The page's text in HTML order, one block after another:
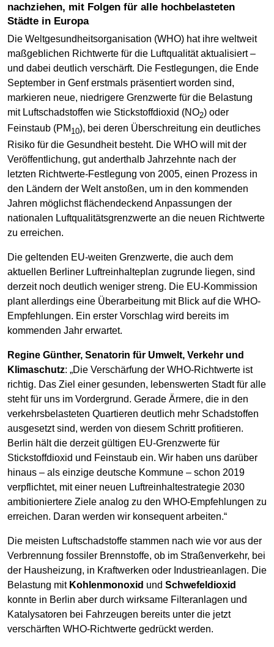
nachziehen, mit Folgen für alle hochbelasteten
Städte in Europa
Die Weltgesundheitsorganisation (WHO) hat ihre weltweit
maßgeblichen Richtwerte für die Luftqualität aktualisiert –
und dabei deutlich verschärft. Die Festlegungen, die Ende
September in Genf erstmals präsentiert worden sind,
markieren neue, niedrigere Grenzwerte für die Belastung
mit Luftschadstoffen wie Stickstoffdioxid (NO2) oder
Feinstaub (PM 10), bei deren Überschreitung ein deutliches
Risiko für die Gesundheit besteht. Die WHO will mit der
Veröffentlichung, gut anderthalb Jahrzehnte nach der
letzten Richtwerte-Festlegung von 2005, einen Prozess in
den Ländern der Welt anstoßen, um in den kommenden
Jahren möglichst flächendeckend Anpassungen der
nationalen Luftqualitätsgrenzwerte an die neuen Richtwerte
zu erreichen.
Die geltenden EU-weiten Grenzwerte, die auch dem
aktuellen Berliner Luftreinhalteplan zugrunde liegen, sind
derzeit noch deutlich weniger streng. Die EU-Kommission
plant allerdings eine Überarbeitung mit Blick auf die WHO-
Empfehlungen. Ein erster Vorschlag wird bereits im
kommenden Jahr erwartet.
Regine Günther, Senatorin für Umwelt, Verkehr und
Klimaschutz: „Die Verschärfung der WHO-Richtwerte ist
richtig. Das Ziel einer gesunden, lebenswerten Stadt für alle
steht für uns im Vordergrund. Gerade Ärmere, die in den
verkehrsbelasteten Quartieren deutlich mehr Schadstoffen
ausgesetzt sind, werden von diesem Schritt profitieren.
Berlin hält die derzeit gültigen EU-Grenzwerte für
Stickstoffdioxid und Feinstaub ein. Wir haben uns darüber
hinaus – als einzige deutsche Kommune – schon 2019
verpflichtet, mit einer neuen Luftreinhaltestrategie 2030
ambitioniertere Ziele analog zu den WHO-Empfehlungen zu
erreichen. Daran werden wir konsequent arbeiten.“
Die meisten Luftschadstoffe stammen nach wie vor aus der
Verbrennung fossiler Brennstoffe, ob im Straßenverkehr, bei
der Hausheizung, in Kraftwerken oder Industrieanlagen. Die
Belastung mit Kohlenmonoxid und Schwefeldioxid
konnte in Berlin aber durch wirksame Filteranlagen und
Katalysatoren bei Fahrzeugen bereits unter die jetzt
verschärften WHO-Richtwerte gedrückt werden.